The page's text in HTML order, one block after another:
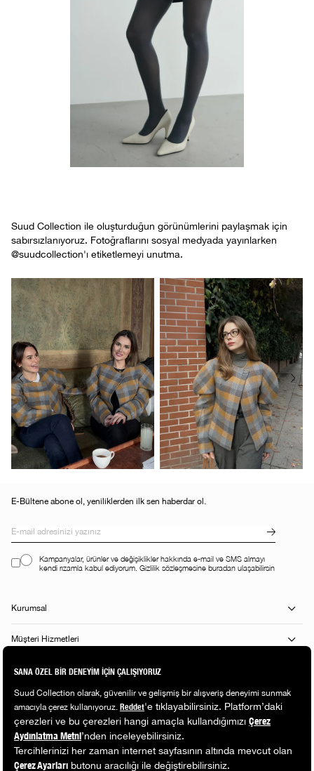
Suud Collection ile oluşturduğun görünümlerini paylaşmak için
sabırsızlanıyoruz. Fotoğraflarını sosyal medyada yayınlarken
@suudcollection'ı etiketlemeyi unutma.
E-Bültene abone ol, yeniliklerden ilk sen haberdar ol.
Kampanyalar, ürünler ve değişiklikler hakkında e-mail ve SMS almayı
kendi rızamla kabul ediyorum. Gizlilik sözleşmesine buradan ulaşabilirsin
Kurumsal
Müşteri Hizmetleri
Alışveriş Rehberi